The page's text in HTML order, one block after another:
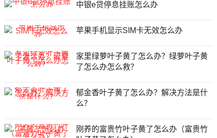
中银e贷停息挂账怎么办
苹果手机显示SIM卡无效怎么办
家里绿萝叶子黄了怎么办？绿萝叶子黄
了怎么办怎么救？
郁金香叶子黄了怎么办？解决方法是什
么？
刚养的富贵竹叶子黄了怎么办（富贵竹